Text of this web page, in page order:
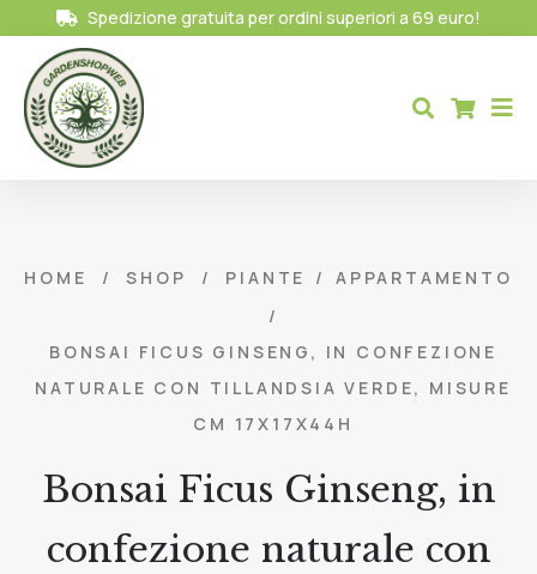
Spedizione gratuita per ordini superiori a 69 euro!
HOME / SHOP / PIANTE /
APPARTAMENTO
/
BONSAI FICUS GINSENG, IN CONFEZIONE
NATURALE CON TILLANDSIA VERDE, MISURE
CM 17X17X44H
Bonsai Ficus Ginseng, in
confezione naturale con